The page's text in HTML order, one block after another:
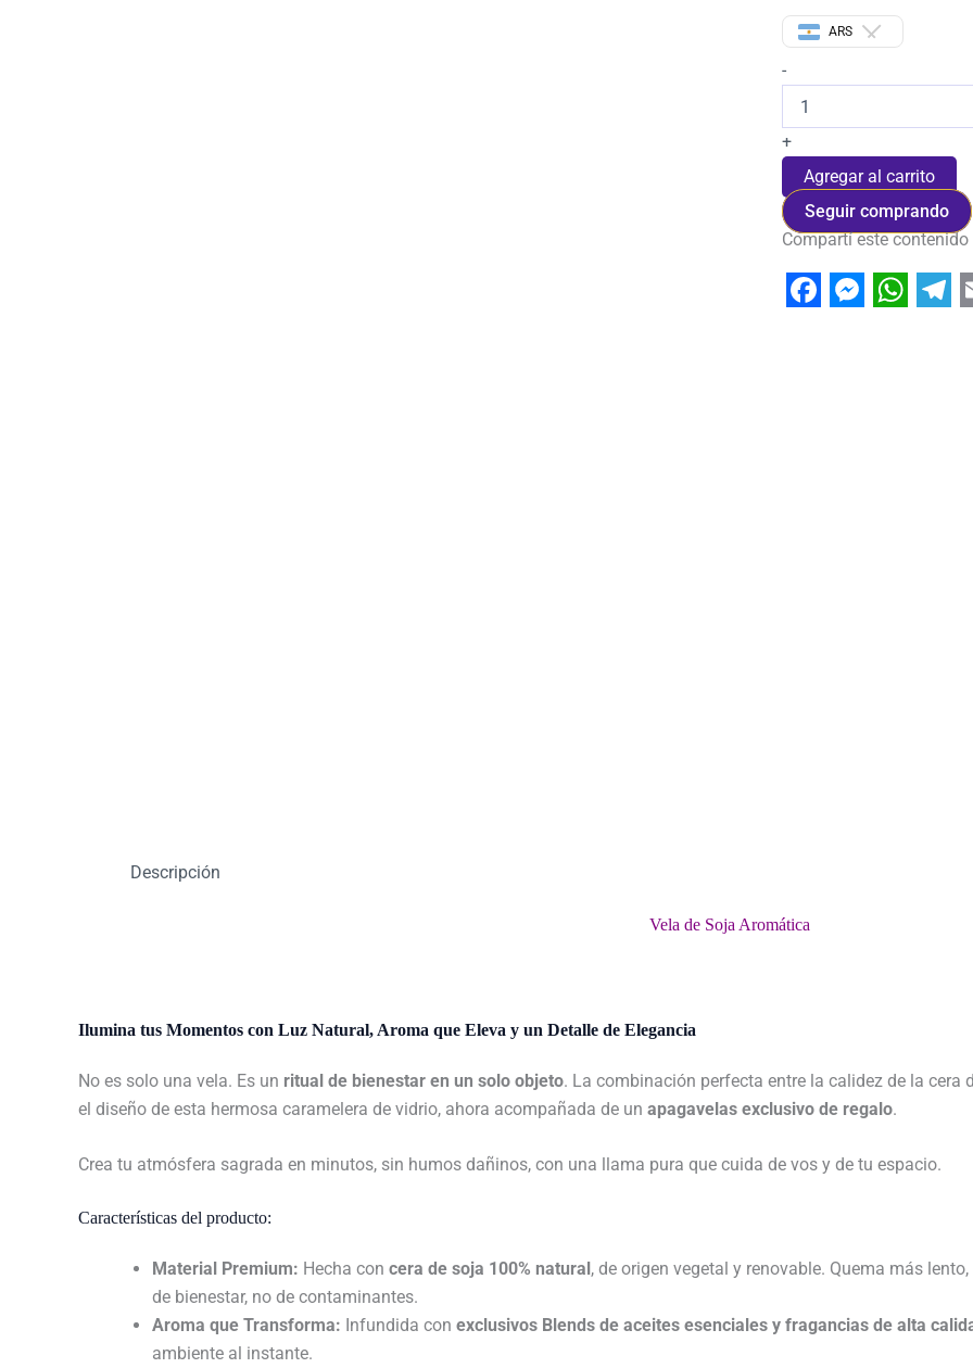
ARS
-
+
Agregar al carrito
Seguir comprando
Compartí este contenido
Descripción
Vela de Soja Aromática
Ilumina tus Momentos con Luz Natural, Aroma que Eleva y un Detalle de Elegancia
No es solo una vela. Es un ritual de bienestar en un solo objeto. La combinación perfecta entre la calidez de la
el diseño de esta hermosa caramelera de vidrio, ahora acompañada de un apagavelas exclusivo de regalo.
Crea tu atmósfera sagrada en minutos, sin humos dañinos, con una llama pura que cuida de vos y de tu espacio.
Características del producto:
Material Premium: Hecha con cera de soja 100% natural, de origen vegetal y renovable. Quema más
de bienestar, no de contaminantes.
Aroma que Transforma: Infundida con exclusivos Blends de aceites esenciales y fragancias de alta
ambiente al instante.